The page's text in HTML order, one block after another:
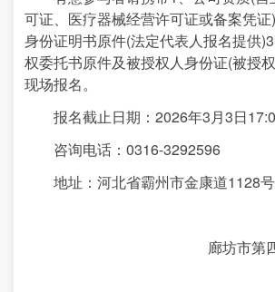
可证、医疗器械经营许可证或备案凭
身份证明书原件(法定代表人报名提供
权委托书原件及被授权人身份证(被授
现场报名。
报名截止日期：2026年3月3日
咨询电话：0316-3292596
地址：河北省霸州市金康道1128号
廊坊市第